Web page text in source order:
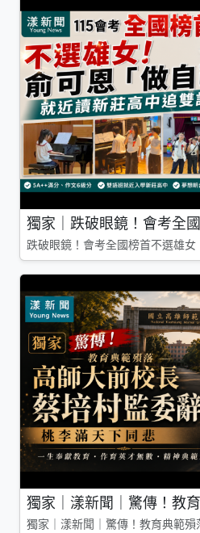
獨家｜跌破眼鏡！會考全
跌破眼鏡！會考全國榜首不選雄
獨家｜漾新聞｜驚傳！教
獨家｜漾新聞｜驚傳！教育典範